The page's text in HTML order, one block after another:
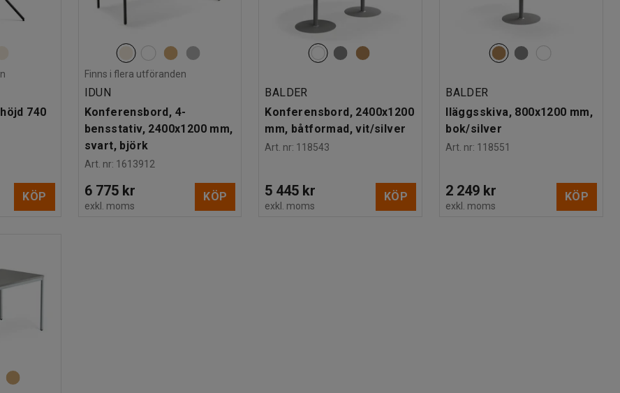
740
KÖP
Finns i flera utföranden
IDUN
Konferensbord, 4-
bensstativ, 2400x1200 mm,
svart, björk
Art. nr: 1613912
6 775 kr
exkl. moms
KÖP
BALDER
Konferensbord, 2400x1200
mm, båtformad, vit/silver
Art. nr: 118543
5 445 kr
exkl. moms
KÖP
BALDER
Iläggsskiva, 800x1200 mm,
bok/silver
Art. nr: 118551
2 249 kr
exkl. moms
KÖP